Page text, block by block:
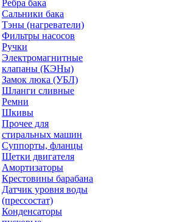
Ребра бака
Сальники бака
Тэны (нагреватели)
Фильтры насосов
Ручки
Электромагнитные
клапаны (КЭНы)
Замок люка (УБЛ)
Шланги сливные
Ремни
Шкивы
Прочее для
стиральных машин
Суппорты, фланцы
Щетки двигателя
Амортизаторы
Крестовины барабана
Датчик уровня воды
(прессостат)
Конденсаторы